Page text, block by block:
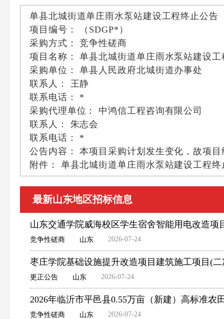
单县北城街道单庄雨水泵站建设工程终止公告
项目编号：
（SDGP*）
采购方式：
竞争性磋商
项目名称：
单县北城街道单庄雨水泵站建设工
采购单位：
单县人民政府北城街道办事处
联系人：
王静
联系电话：
*
采购代理单位：
中鸿信工程咨询有限公司
联系人：
朱志会
联系电话：
*
公告内容：
本项目采购计划发生变化，故项目
附件：
单县北城街道单庄雨水泵站建设工程
最新山东地区招标信息
山东交通学院威海校区学生宿舍智能用电改造项
竞争性磋商 山东 2026-07-24
枣庄学院基础设施提升改造项目建筑施工项目(
更正公告 山东 2026-07-24
2026年临沂市平邑县0.55万亩（新建）高标准
竞争性磋商 山东 2026-07-24